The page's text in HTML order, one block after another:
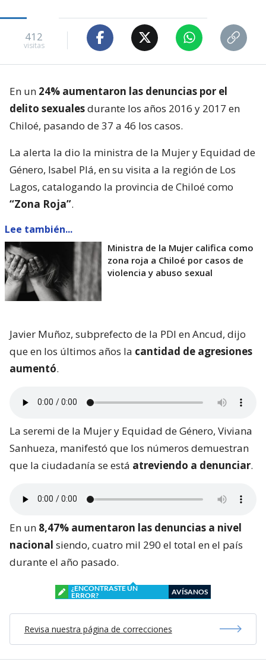
412
visitas
En un 24% aumentaron las denuncias por el
delito sexualesdurante los años 2016 y 2017 en
Chiloé, pasando de 37 a 46 los casos.
La alerta la dio la ministra de la Mujer y Equidad de
Género, Isabel Plá, en su visita a la región de Los
Lagos, catalogando la provincia de Chiloé como
“Zona Roja”.
Lee también...
Ministra de la Mujer califica como
zona roja a Chiloé por casos de
violencia y abuso sexual
Javier Muñoz, subprefecto de la PDI en Ancud, dijo
que en los últimos años la cantidad de agresiones
aumentó.
La seremi de la Mujer y Equidad de Género, Viviana
Sanhueza, manifestó que los números demuestran
que la ciudadanía se está atreviendo a denunciar.
En un 8,47% aumentaron las denuncias a nivel
nacional siendo, cuatro mil 290 el total en el país
durante el año pasado.
¿ENCONTRASTE UN
ERROR?
AVÍSANOS
Revisa nuestra página de correcciones